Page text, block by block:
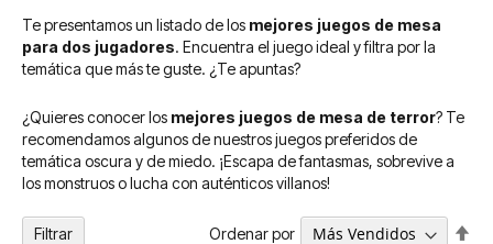
Te presentamos un listado de los mejores juegos de mesa
para dos jugadores. Encuentra el juego ideal y filtra por la
temática que más te guste. ¿Te apuntas?
¿Quieres conocer los mejores juegos de mesa de terror? Te
recomendamos algunos de nuestros juegos preferidos de
temática oscura y de miedo. ¡Escapa de fantasmas, sobrevive a
los monstruos o lucha con auténticos villanos!
Ordenar por
Filtrar